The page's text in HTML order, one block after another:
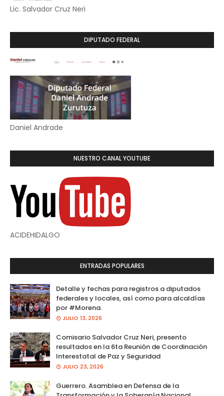
Lic. Salvador Cruz Neri
DIPUTADO FEDERAL
Daniel Andrade
NUESTRO CANAL YOUTUBE
ACIDEHIDALGO
ENTRADAS POPULARES
Detalle y fechas para registros a diputados
federales y locales, así como para alcaldías
por #Morena.
JULIO 13, 2026
Comisario Salvador Cruz Neri, presento
resultados en la 6ta Reunión de Coordinación
Interestatal de Paz y Seguridad
JULIO 23, 2026
Guerrero. Asamblea en Defensa de la